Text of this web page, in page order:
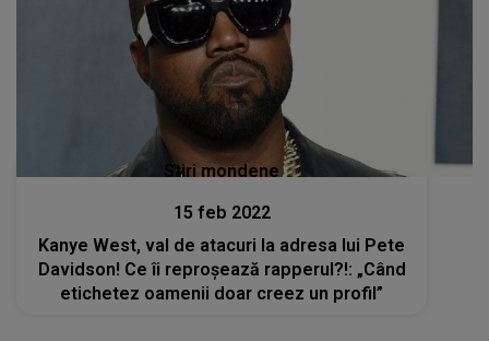
Stiri mondene
15 feb 2022
Kanye West, val de atacuri la adresa lui Pete
Davidson! Ce îi reproșează rapperul?!: „Când
etichetez oamenii doar creez un profil”